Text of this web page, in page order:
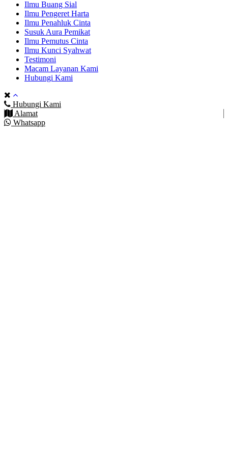
Ilmu Buang Sial
Ilmu Pengeret Harta
Ilmu Penahluk Cinta
Susuk Aura Pemikat
Ilmu Pemutus Cinta
Ilmu Kunci Syahwat
Testimoni
Macam Layanan Kami
Hubungi Kami
Hubungi Kami
Alamat
Whatsapp